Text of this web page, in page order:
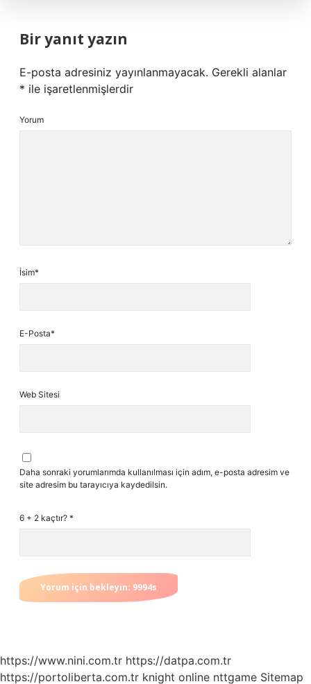
Bir yanıt yazın
E-posta adresiniz yayınlanmayacak. Gerekli alanlar
* ile işaretlenmişlerdir
Yorum
İsim*
E-Posta*
Web Sitesi
Daha sonraki yorumlarımda kullanılması için adım, e-posta adresim ve
site adresim bu tarayıcıya kaydedilsin.
6 + 2 kaçtır? *
https://www.nini.com.tr https://datpa.com.tr
https://portoliberta.com.tr knight online nttgame Sitemap